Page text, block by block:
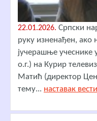
22.01.2026. Српски
руку изненађен, ако
јучерашње учеснике
о.г.) на Курир
Матић (директор
тему... наставак